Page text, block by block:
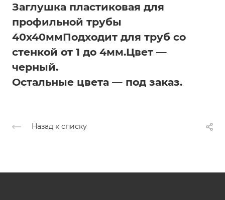
Заглушка пластиковая для
профильной трубы
40х40ммПодходит для труб со
стенкой от 1 до 4мм.Цвет —
черный.
Остальные цвета — под заказ.
Назад к списку